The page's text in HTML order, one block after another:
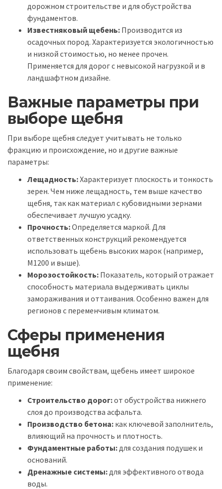
дорожном строительстве и для обустройства
фундаментов.
Известняковый щебень: Производится из
осадочных пород. Характеризуется экологичностью
и низкой стоимостью, но менее прочен.
Применяется для дорог с невысокой нагрузкой и в
ландшафтном дизайне.
Важные параметры при
выборе щебня
При выборе щебня следует учитывать не только
фракцию и происхождение, но и другие важные
параметры:
Лещадность:Характеризует плоскость и тонкость
зерен. Чем ниже лещадность, тем выше качество
щебня, так как материал с кубовидными зернами
обеспечивает лучшую усадку.
Прочность:Определяется маркой. Для
ответственных конструкций рекомендуется
использовать щебень высоких марок (например,
М1200 и выше).
Морозостойкость: Показатель, который отражает
способность материала выдерживать циклы
замораживания и оттаивания. Особенно важен для
регионов с переменчивым климатом.
Сферы применения
щебня
Благодаря своим свойствам, щебень имеет широкое
применение:
Строительство дорог:от обустройства нижнего
слоя до производства асфальта.
Производство бетона: как ключевой заполнитель,
влияющий на прочность и плотность.
Фундаментные работы: для создания подушек и
оснований.
Дренажные системы: для эффективного отвода
воды.